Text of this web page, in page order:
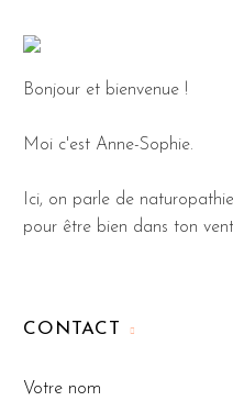
Bonjour et bienvenue !
Moi c'est Anne-Sophie.
Ici, on parle de
pour être bien dans ton
CONTACT
Votre nom